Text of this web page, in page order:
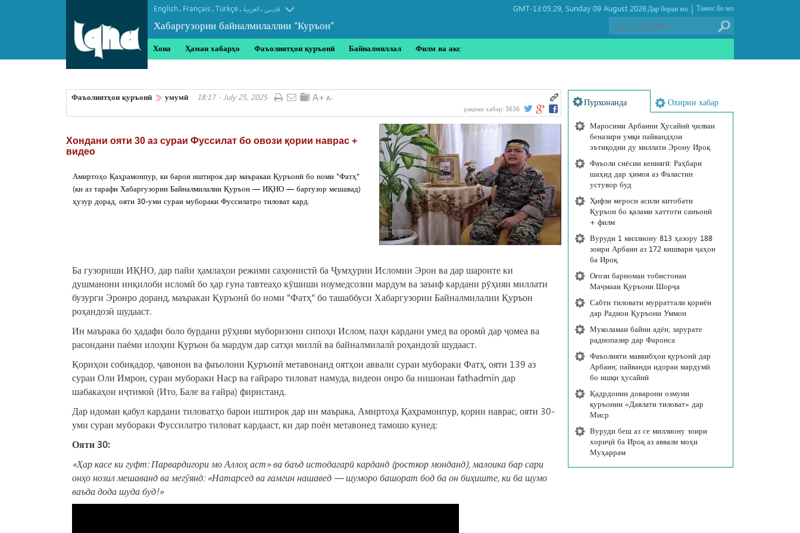
English. Français.Türkçe. العربیة.فارسی
Хабаргузории байналмилаллии “Куръон”
Sunday 09 August 2026 ,
GMT-13:05:29 Тамос бо мо
|
Дар бораи мо
Хона Ҳамаи хабарҳо Фаъолиятҳои қуръонӣ Байналмиллал Филм ва акс
Фаъолиятҳои қуръонӣ умумӣ 18:17 - July 25, 2025
рақами хабар: 3636
Хондани ояти 30 аз сураи Фуссилат бо овози қории наврас +
видео
Амиртоҳо Қаҳрамонпур, ки барои иштирок дар маъракаи Қуръонӣ бо номи "Фатҳ"
(ки аз тарафи Хабаргузории Байналмилалии Қуръон — ИҚНО — баргузор мешавад)
ҳузур дорад, ояти 30-уми сураи мубораки Фуссилатро тиловат кард.
Ба гузориши ИҚНО, дар пайи ҳамлаҳои режими саҳюнистӣ ба Ҷумҳурии Исломии Эрон ва дар шароите ки
душманони инқилоби исломӣ бо ҳар гуна тавтеаҳо кӯшиши ноумедсозии мардум ва заъиф кардани рӯҳияи миллати
бузурги Эронро доранд, маъракаи Қуръонӣ бо номи "Фатҳ" бо ташаббуси Хабаргузории Байналмилалии Қуръон
роҳандозӣ шудааст.
Ин маърака бо ҳадафи боло бурдани рӯҳияи муборизони сипоҳи Ислом, паҳн кардани умед ва оромӣ дар ҷомеа ва
расондани паёми илоҳии Қуръон ба мардум дар сатҳи миллӣ ва байналмилалӣ роҳандозӣ шудааст.
Қориҳои собиқадор, ҷавонон ва фаъолони Қуръонӣ метавонанд оятҳои аввали сураи мубораки Фатҳ, ояти 139 аз
сураи Оли Имрон, сураи мубораки Наср ва ғайраро тиловат намуда, видеои он‌ро ба нишонаи fathadmin дар
шабакаҳои иҷтимоӣ (Ито, Бале ва ғайра) фиристанд.
Дар идомаи қабул кардани тиловатҳо барои иштирок дар ин маърака, Амиртоҳа Қаҳрамонпур, қории наврас, ояти 30-
уми сураи мубораки Фуссилатро тиловат кардааст, ки дар поён метавонед тамошо кунед:
Ояти 30:
«Ҳар касе ки гуфт: Парвардигори мо Аллоҳ аст» ва баъд истодагарӣ карданд (росткор монданд), малоика бар сари
онҳо нозил мешаванд ва мегӯянд: «Натарсед ва ғамгин нашавед — шуморо башорат бод ба он биҳиште, ки ба шумо
ваъда дода шуда буд!»
Пурхонанда Охирин хабар
Маросими Арбаини Ҳусайнӣ ҷилваи
беназири умқи пайвандҳои
эътиқодии ду миллати Эрону Ироқ
Фаъоли сиёсии кениягӣ: Раҳбари
шаҳид дар ҳимоя аз Фаластин
устувор буд
Ҳифзи мероси асили китобати
Қуръон бо қалами хаттоти санъонӣ
+ филм
Вуруди 1 миллиону 813 ҳазору 188
зоири Арбаин аз 172 кишвари ҷаҳон
ба Ироқ
Оғози барномаи тобистонаи
Маҷмааи Қуръони Шорҷа
Сабти тиловати мурраттали қориён
дар Радиои Қуръони Уммон
Муколамаи байни адён; зарурате
раднопазир дар Фаронса
Фаъолияти мавкибҳои қуръонӣ дар
Арбаин; пайванди идораи мардумӣ
бо ишқи ҳусайнӣ
Қадрдонии доварони озмуни
қуръонии «Давлати тиловат» дар
Миср
Вуруди беш аз се миллиону зоири
хориҷӣ ба Ироқ аз аввали моҳи
Муҳаррам